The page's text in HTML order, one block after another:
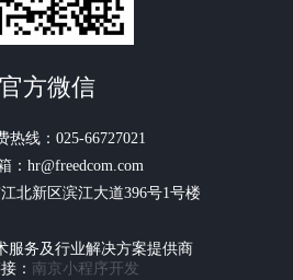
官方微信
热线：025-66727021
：hr@freedcom.com
北新区滨江大道396号1号楼
服务及行业解决方案提供商
： 南京小程序开发